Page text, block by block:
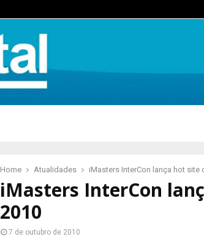
Home Atualidades iMasters InterCon lança hot site
iMasters InterCon
2010
7 de outubro de 2010